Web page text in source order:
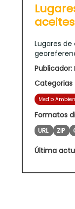
Lugares
Publicador:
Categorias
Medio
Formatos
URL ZIP
Última